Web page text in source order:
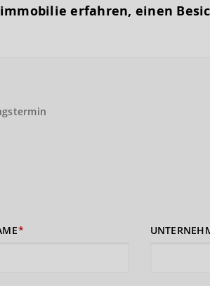
erfahren, einen